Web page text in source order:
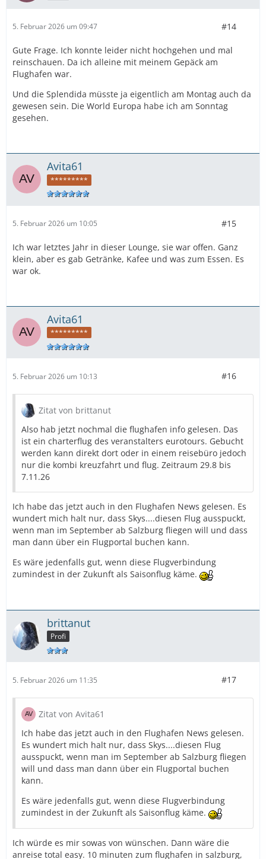
5. Februar 2026 um 09:47 #14
Gute Frage. Ich konnte leider nicht hochgehen und mal
reinschauen. Da ich alleine mit meinem Gepäck am
Flughafen war.
Und die Splendida müsste ja eigentlich am Montag auch da
gewesen sein. Die World Europa habe ich am Sonntag
gesehen.
Avita61
*********
5. Februar 2026 um 10:05 #15
Ich war letztes Jahr in dieser Lounge, sie war offen. Ganz
klein, aber es gab Getränke, Kafee und was zum Essen. Es
war ok.
Avita61
*********
5. Februar 2026 um 10:13 #16
Zitat von brittanut
Also hab jetzt nochmal die flughafen info gelesen. Das
ist ein charterflug des veranstalters eurotours. Gebucht
werden kann direkt dort oder in einem reisebüro jedoch
nur die kombi kreuzfahrt und flug. Zeitraum 29.8 bis
7.11.26
Ich habe das jetzt auch in den Flughafen News gelesen. Es
wundert mich halt nur, dass Skys....diesen Flug ausspuckt,
wenn man im September ab Salzburg fliegen will und dass
man dann über ein Flugportal buchen kann.
Es wäre jedenfalls gut, wenn diese Flugverbindung
zumindest in der Zukunft als Saisonflug käme.
brittanut
Profi
5. Februar 2026 um 11:35 #17
Zitat von Avita61
Ich habe das jetzt auch in den Flughafen News gelesen.
Es wundert mich halt nur, dass Skys....diesen Flug
ausspuckt, wenn man im September ab Salzburg fliegen
will und dass man dann über ein Flugportal buchen
kann.
Es wäre jedenfalls gut, wenn diese Flugverbindung
zumindest in der Zukunft als Saisonflug käme.
Ich würde es mir sowas von wünschen. Dann wäre die
anreise total easy. 10 minuten zum flughafen in salzburg,